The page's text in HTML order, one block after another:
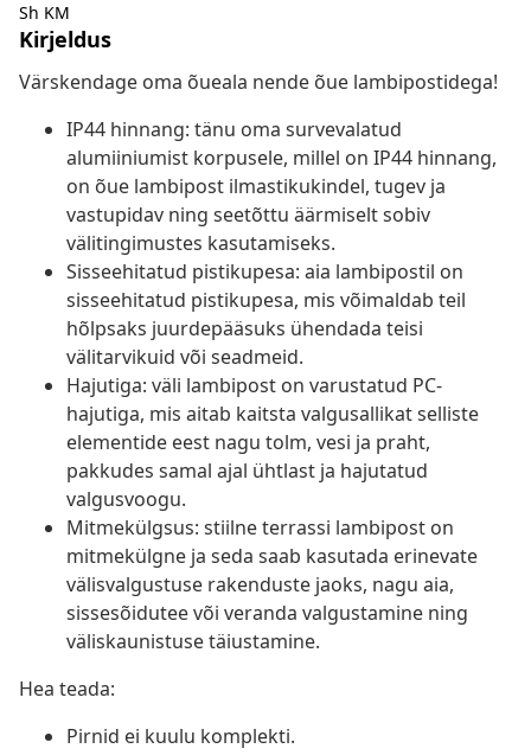
Sh KM
Kirjeldus
Värskendage oma õueala nende õue lambipostidega!
IP44 hinnang: tänu oma survevalatud
alumiiniumist korpusele, millel on IP44 hinnang,
on õue lambipost ilmastikukindel, tugev ja
vastupidav ning seetõttu äärmiselt sobiv
välitingimustes kasutamiseks.
Sisseehitatud pistikupesa: aia lambipostil on
sisseehitatud pistikupesa, mis võimaldab teil
hõlpsaks juurdepääsuks ühendada teisi
välitarvikuid või seadmeid.
Hajutiga: väli lambipost on varustatud PC-
hajutiga, mis aitab kaitsta valgusallikat selliste
elementide eest nagu tolm, vesi ja praht,
pakkudes samal ajal ühtlast ja hajutatud
valgusvoogu.
Mitmekülgsus: stiilne terrassi lambipost on
mitmekülgne ja seda saab kasutada erinevate
välisvalgustuse rakenduste jaoks, nagu aia,
sissesõidutee või veranda valgustamine ning
väliskaunistuse täiustamine.
Hea teada:
Pirnid ei kuulu komplekti.